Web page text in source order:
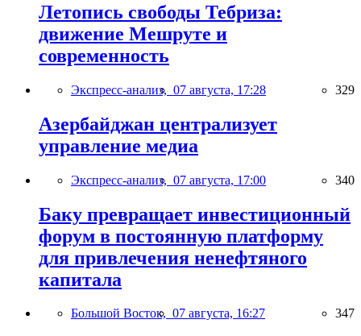
Летопись свободы Тебриза:
движение Мешруте и
современность
Экспресс-анализ, 07 августа, 17:28 329
Азербайджан централизует
управление медиа
Экспресс-анализ, 07 августа, 17:00 340
Баку превращает инвестиционный
форум в постоянную платформу
для привлечения ненефтяного
капитала
Большой Восток, 07 августа, 16:27 347